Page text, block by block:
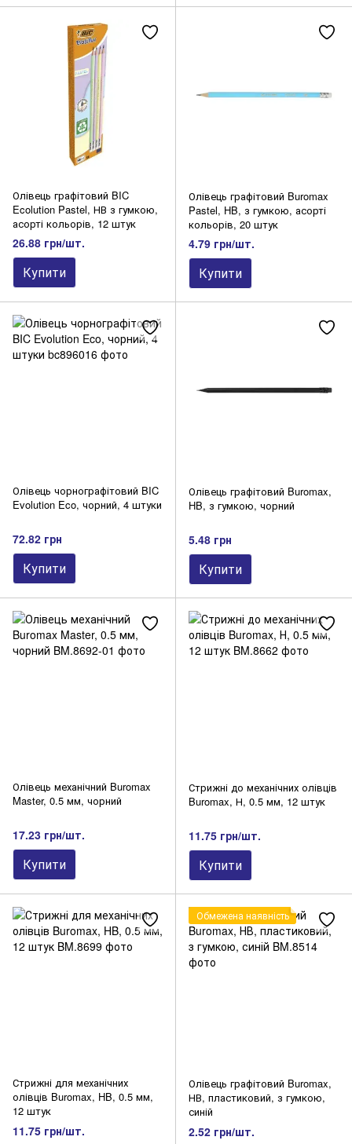
Олівець графітовий BIC
Ecolution Pastel, НВ з гумкою,
асорті кольорів, 12 штук
26.88 грн/шт.
Купити
Олівець графітовий Buromax
Pastel, HB, з гумкою, асорті
кольорів, 20 штук
4.79 грн/шт.
Купити
Олівець чорнографітовий BIC
Evolution Eco, чорний, 4 штуки
72.82 грн
Купити
Олівець графітовий Buromax,
HB, з гумкою, чорний
5.48 грн
Купити
Олівець механічний Buromax
Master, 0.5 мм, чорний
17.23 грн/шт.
Купити
Стрижні до механічних олівців
Buromax, Н, 0.5 мм, 12 штук
11.75 грн/шт.
Купити
Стрижні для механічних
олівців Buromax, HB, 0.5 мм,
12 штук
11.75 грн/шт.
Обмежена наявність
Олівець графітовий Buromax,
НВ, пластиковий, з гумкою,
синій
2.52 грн/шт.